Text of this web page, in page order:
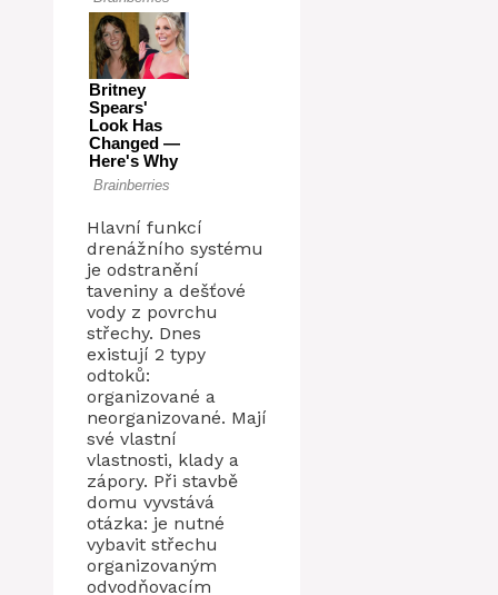
Hlavní funkcí
drenážního systému
je odstranění
taveniny a dešťové
vody z povrchu
střechy. Dnes
existují 2 typy
odtoků:
organizované a
neorganizované. Mají
své vlastní
vlastnosti, klady a
zápory. Při stavbě
domu vyvstává
otázka: je nutné
vybavit střechu
organizovaným
odvodňovacím